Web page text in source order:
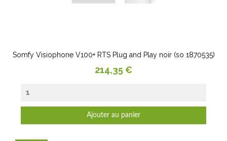
Somfy Visiophone V100+ RTS Plug and Play noir (so 1870535)
Prix
214,35 €
Ajouter au panier